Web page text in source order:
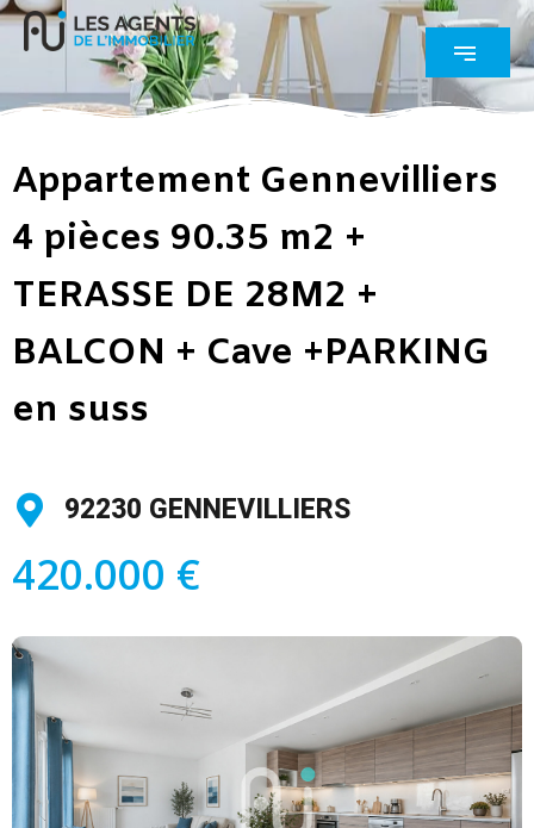
Appartement Gennevilliers
4 pièces 90.35 m2 +
TERASSE DE 28M2 +
BALCON + Cave +PARKING
en suss
92230 GENNEVILLIERS
420.000 €